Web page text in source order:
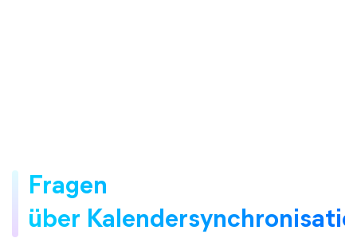
Fragen
über